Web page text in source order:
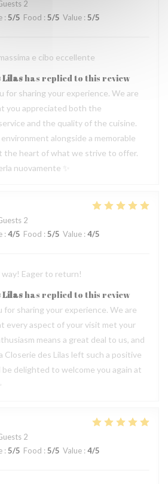
2
: 5/5 Food : 5/5 Value : 5/5
e cibo eccellente
Lilashas replied to this review
for sharing your experience. We are
you appreciated both the
and the quality of the cuisine.
alongside a memorable
the heart of what we strive to offer.
nuovamente ✨
2
: 4/5 Food : 5/5 Value : 4/5
Eager to return!
Lilashas replied to this review
for sharing your experience. We are
every aspect of your visit met your
means a great deal to us, and
Closerie des Lilas left such a positive
delighted to welcome you again at
2
: 5/5 Food : 5/5 Value : 4/5